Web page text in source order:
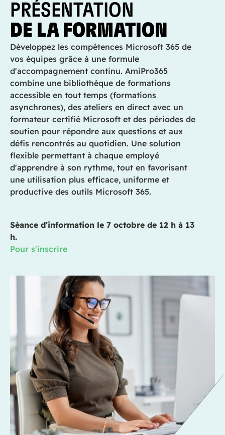
PRÉSENTATION
DE LA FORMATION
Développez les compétences Microsoft 365 de
vos équipes grâce à une formule
d'accompagnement continu. AmiPro365
combine une bibliothèque de formations
accessible en tout temps (formations
asynchrones), des ateliers en direct avec un
formateur certifié Microsoft et des périodes de
soutien pour répondre aux questions et aux
défis rencontrés au quotidien. Une solution
flexible permettant à chaque employé
d'apprendre à son rythme, tout en favorisant
une utilisation plus efficace, uniforme et
productive des outils Microsoft 365.
Séance d'information le 7 octobre de 12 h à 13
h.
Pour s'inscrire